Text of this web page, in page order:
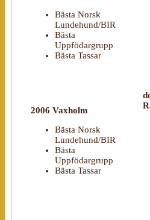
Bästa Norsk
Lundehund/BIR
Bästa
Uppfödargrupp
Bästa Tassar
2006 Vaxholm
Bästa Norsk
Lundehund/BIR
Bästa
Uppfödargrupp
Bästa Tassar